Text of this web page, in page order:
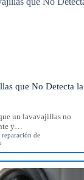
que No Detecta la
un lavavajillas no
y…
,reparación de